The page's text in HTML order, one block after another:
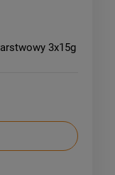
3x15g